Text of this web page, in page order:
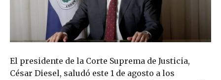
El presidente de la Corte Suprema de Justicia,
César Diesel, saludó este 1 de agosto a los